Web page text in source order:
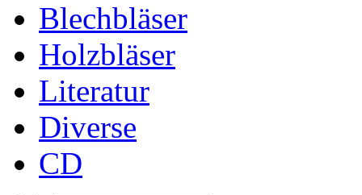
Blechbläser
Holzbläser
Literatur
Diverse
CD